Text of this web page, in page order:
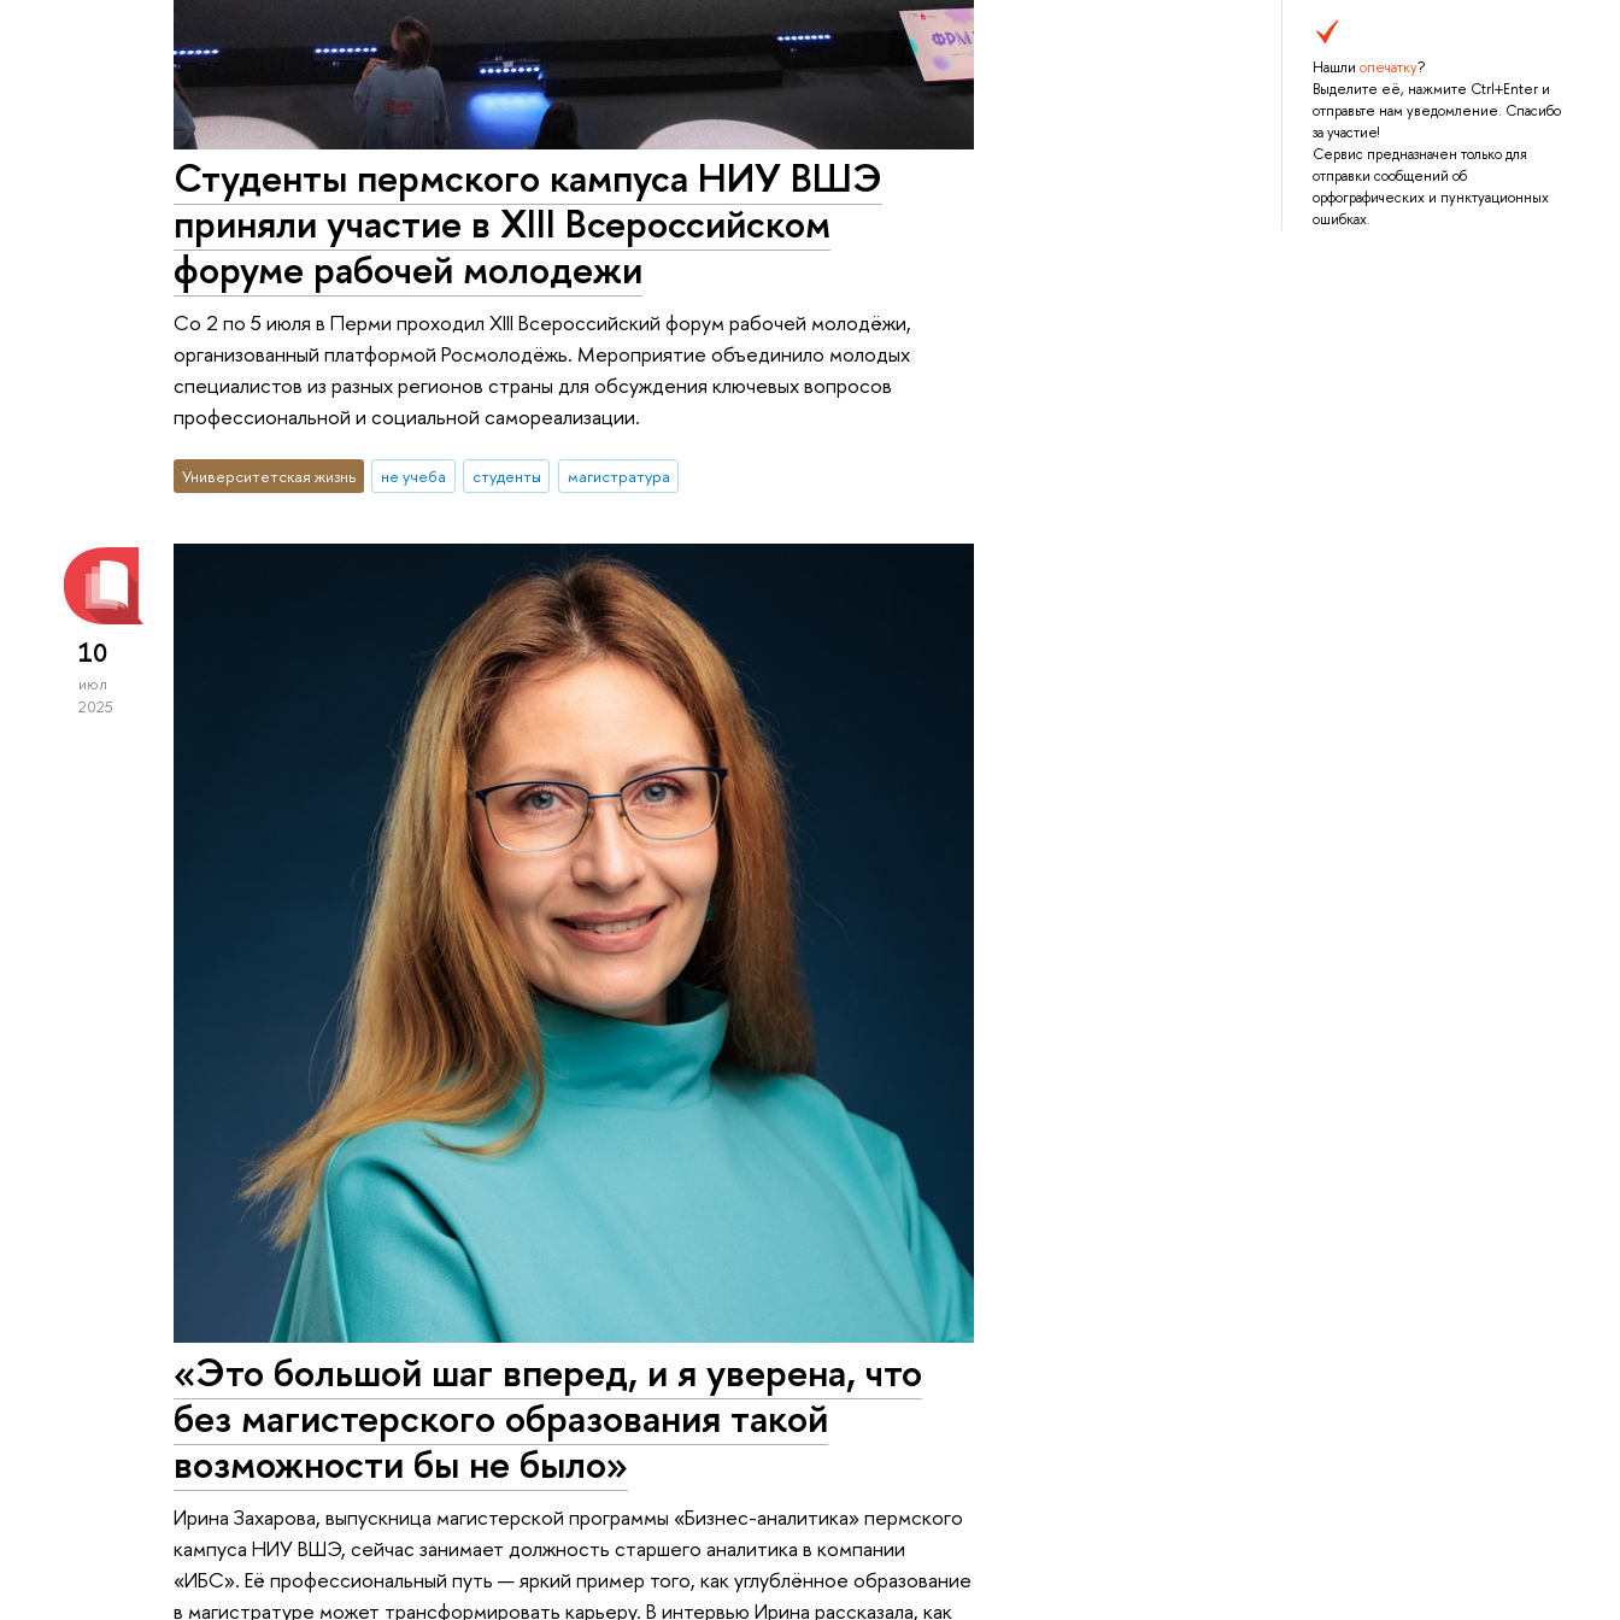
Нашли опечатку?
Выделите её, нажмите Ctrl+Enter и
отправьте нам уведомление. Спасибо
за участие!
Сервис предназначен только для
отправки сообщений об
орфографических и пунктуационных
ошибках.
Студенты пермского кампуса НИУ ВШЭ
приняли участие в XIII Всероссийском
форуме рабочей молодежи
Со 2 по 5 июля в Перми проходил XIII Всероссийский форум рабочей молодёжи,
организованный платформой Росмолодёжь. Мероприятие объединило молодых
специалистов из разных регионов страны для обсуждения ключевых вопросов
профессиональной и социальной самореализации.
Университетская жизнь не учеба студенты магистратура
10
июл
2025
«Это большой шаг вперед, и я уверена, что
без магистерского образования такой
возможности бы не было»
Ирина Захарова, выпускница магистерской программы «Бизнес-аналитика» пермского
кампуса НИУ ВШЭ, сейчас занимает должность старшего аналитика в компании
«ИБС». Её профессиональный путь — яркий пример того, как углублённое образование
в магистратуре может трансформировать карьеру. В интервью Ирина рассказала, как